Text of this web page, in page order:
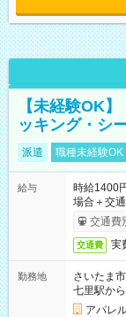
【未経験OK
ッキング・シ
派遣 職種未経験OK
給与
時給1400
場合＋交
交通費
交通費 実
勤務地
さいたま
七里駅か
アパレ